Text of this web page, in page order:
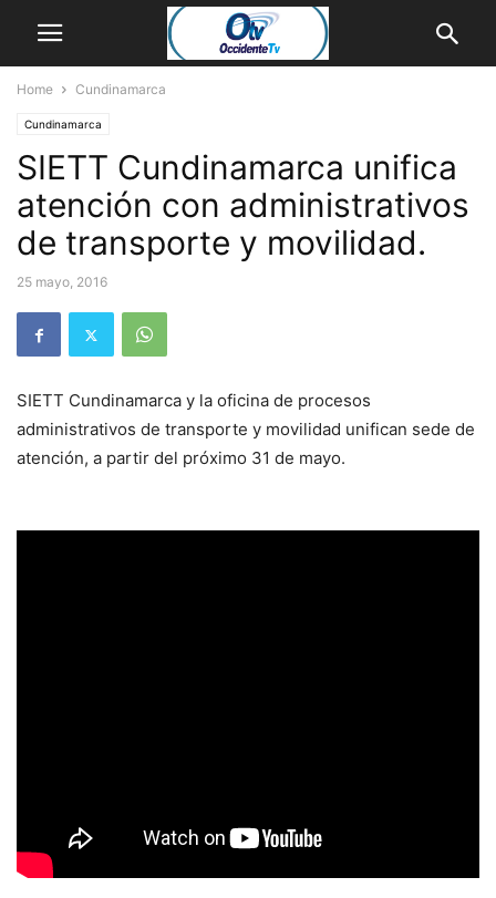
Home Cundinamarca
Cundinamarca
SIETT Cundinamarca unifica
atención con administrativos
de transporte y movilidad.
25 mayo, 2016
SIETT Cundinamarca y la oficina de procesos
administrativos de transporte y movilidad unifican sede de
atención, a partir del próximo 31 de mayo.